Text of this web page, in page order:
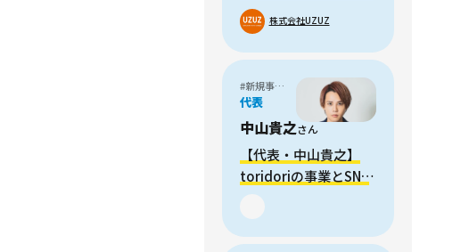
転職、キャリアサポー
トにかける想いとは
株式会社UZUZ
#新規事業開発・Biz Dev
代表
中山貴之さん
【代表・中山貴之】
toridoriの事業とSNS
マーケティングの今後
について